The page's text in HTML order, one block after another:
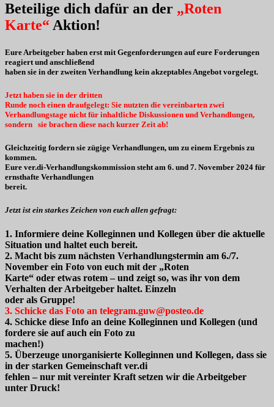
Beteilige dich dafür an der „Roten
Karte“Aktion!
Eure Arbeitgeber haben erst mit Gegenforderungen auf eure Forderungen
reagiert und anschließend
haben sie in der zweiten Verhandlung kein akzeptables Angebot vorgelegt.
Jetzt haben sie in der dritten
Runde noch einen draufgelegt: Sie nutzten die vereinbarten zwei
Verhandlungstage nicht für inhaltliche Diskussionen und Verhandlungen,
sondern sie brachen diese nach kurzer Zeit ab!
Gleichzeitig fordern sie zügige Verhandlungen, um zu einem Ergebnis zu
kommen.
Eure ver.di-Verhandlungskommission steht am 6. und 7. November 2024 für
ernsthafte Verhandlungen
bereit.
Jetzt ist ein starkes Zeichen von euch allen gefragt:
1. Informiere deine Kolleginnen und Kollegen über die aktuelle
Situation und haltet euch bereit.
2. Macht bis zum nächsten Verhandlungstermin am 6./7.
November ein Foto von euch mit der „Roten
Karte“ oder etwas rotem – und zeigt so, was ihr von dem
Verhalten der Arbeitgeber haltet. Einzeln
oder als Gruppe!
3. Schicke das Foto an telegram.guw@posteo.de
4. Schicke diese Info an deine Kolleginnen und Kollegen (und
fordere sie auf auch ein Foto zu
machen!)
5. Überzeuge unorganisierte Kolleginnen und Kollegen, dass sie
in der starken Gemeinschaft ver.di
fehlen – nur mit vereinter Kraft setzen wir die Arbeitgeber
unter Druck!